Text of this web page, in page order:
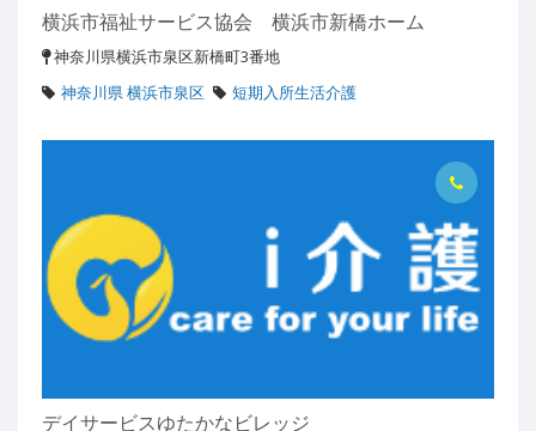
横浜市福祉サービス協会 横浜市新橋ホーム
神奈川県横浜市泉区新橋町3番地
神奈川県 横浜市泉区
短期入所生活介護
デイサービスゆたかなビレッジ